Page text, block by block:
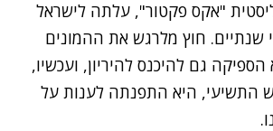
"אקס פקטור", עלתה לישראל
שנתיים. חוץ מלרגש את ההמונים
גם להיכנס להיריון, ועכשיו,
התשיעי, היא התפנתה לענות על